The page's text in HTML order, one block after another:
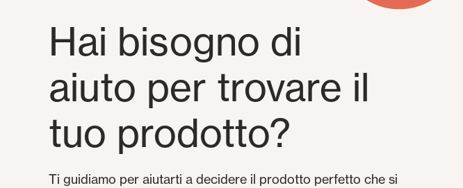
Hai bisogno di
aiuto per trovare il
tuo prodotto?
Ti guidiamo per aiutarti a decidere il prodotto perfetto che si